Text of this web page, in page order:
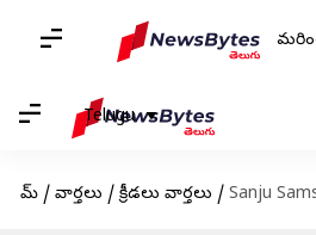
Telugu
హోమ్ / వార్తలు / క్రీడలు వార్తలు / Sanju Samson: టీమిండియాతో